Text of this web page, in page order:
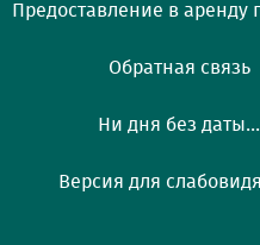
Предоставление в аренду
Обратная связь
Ни дня без даты...
Версия для